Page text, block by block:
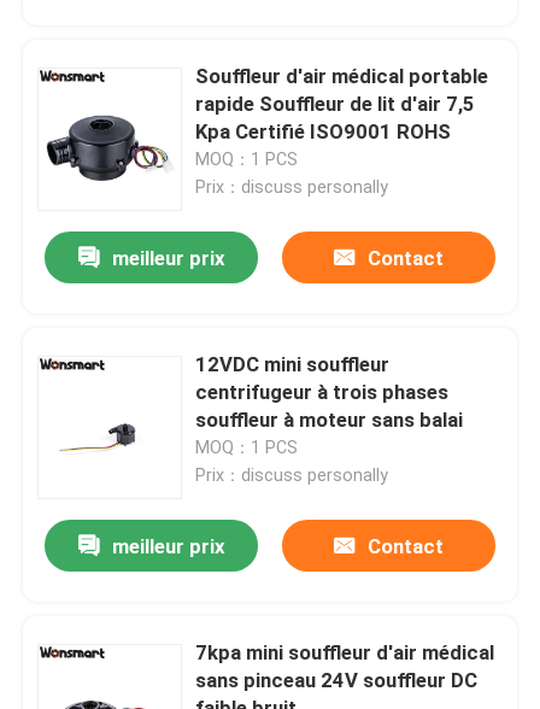
Produits
Vidéos
À propos de nous
Contrôle de la qualité
Nouvelles
Demandez un devis
Souffleur d'air médical portable
rapide Souffleur de lit d'air 7,5
Kpa Certifié ISO9001 ROHS
MOQ：1 PCS
Prix：discuss personally
meilleur prix Contact
12VDC mini souffleur
centrifugeur à trois phases
souffleur à moteur sans balai
MOQ：1 PCS
Prix：discuss personally
meilleur prix Contact
7kpa mini souffleur d'air médical
sans pinceau 24V souffleur DC